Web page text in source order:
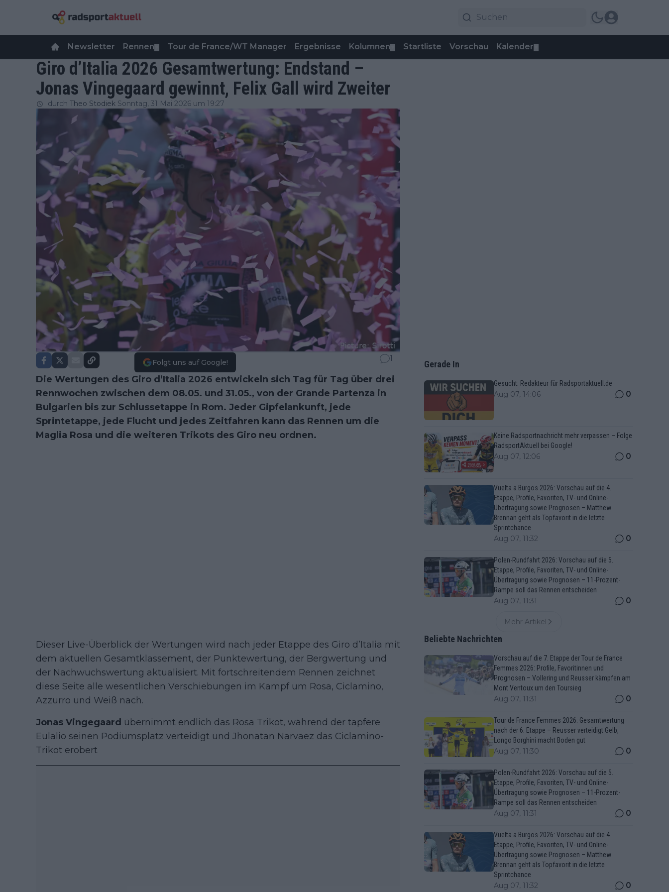
Newsletter Rennen Tour de France/WT Manager Ergebnisse Kolumnen Startliste Vorschau Kalender
Giro d’Italia 2026 Gesamtwertung: Endstand –
Jonas Vingegaard gewinnt, Felix Gall wird Zweiter
durch Theo Stodiek Sonntag, 31 Mai 2026 um 19:27
Folgt uns auf Google! 1
Die Wertungen des Giro d’Italia 2026 entwickeln sich Tag für Tag über drei
Rennwochen zwischen dem 08.05. und 31.05., von der Grande Partenza in
Bulgarien bis zur Schlussetappe in Rom. Jeder Gipfelankunft, jede
Sprintetappe, jede Flucht und jedes Zeitfahren kann das Rennen um die
Maglia Rosa und die weiteren Trikots des Giro neu ordnen.
Dieser Live-Überblick der Wertungen wird nach jeder Etappe des Giro d’Italia mit
dem aktuellen Gesamtklassement, der Punktewertung, der Bergwertung und
der Nachwuchswertung aktualisiert. Mit fortschreitendem Rennen zeichnet
diese Seite alle wesentlichen Verschiebungen im Kampf um Rosa, Ciclamino,
Azzurro und Weiß nach.
Jonas Vingegaard übernimmt endlich das Rosa Trikot, während der tapfere
Eulalio seinen Podiumsplatz verteidigt und Jhonatan Narvaez das Ciclamino-
Trikot erobert
Gerade In
Gesucht: Redakteur für Radsportaktuell.de
Aug 07, 14:06 0
Keine Radsportnachricht mehr verpassen – Folge
RadsportAktuell bei Google!
Aug 07, 12:06 0
Vuelta a Burgos 2026: Vorschau auf die 4.
Etappe, Profile, Favoriten, TV- und Online-
Übertragung sowie Prognosen – Matthew
Brennan geht als Topfavorit in die letzte
Sprintchance
Aug 07, 11:32 0
Polen-Rundfahrt 2026: Vorschau auf die 5.
Etappe, Profile, Favoriten, TV- und Online-
Übertragung sowie Prognosen – 11-Prozent-
Rampe soll das Rennen entscheiden
Aug 07, 11:31 0
Mehr Artikel
Beliebte Nachrichten
Vorschau auf die 7. Etappe der Tour de France
Femmes 2026: Profile, Favoritinnen und
Prognosen – Vollering und Reusser kämpfen am
Mont Ventoux um den Toursieg
Aug 07, 11:31 0
Tour de France Femmes 2026: Gesamtwertung
nach der 6. Etappe – Reusser verteidigt Gelb,
Longo Borghini macht Boden gut
Aug 07, 11:30 0
Polen-Rundfahrt 2026: Vorschau auf die 5.
Etappe, Profile, Favoriten, TV- und Online-
Übertragung sowie Prognosen – 11-Prozent-
Rampe soll das Rennen entscheiden
Aug 07, 11:31 0
Vuelta a Burgos 2026: Vorschau auf die 4.
Etappe, Profile, Favoriten, TV- und Online-
Übertragung sowie Prognosen – Matthew
Brennan geht als Topfavorit in die letzte
Sprintchance
Aug 07, 11:32 0